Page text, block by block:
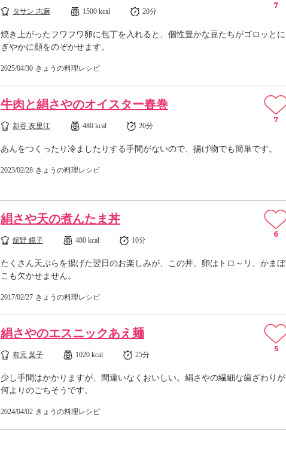
タサン 志麻 1500 kcal 20分
焼き上がったフワフワ卵に包丁を入れると、個性豊かな豆たちがゴロッとに
ぎやかに顔をのぞかせます。
2025/04/30 きょうの料理レシピ
7
牛肉と絹さやのオイスター春巻
新谷 友里江 480 kcal 20分
あんをつくったり冷ましたりする手間がないので、揚げ物でも簡単です。
2023/02/28 きょうの料理レシピ
7
絹さや天の煮んたま丼
舘野 鏡子 480 kcal 10分
たくさん天ぷらを揚げた翌日のお楽しみが、この丼。卵はトロ～リ、かまぼ
こも欠かせません。
2017/02/27 きょうの料理レシピ
6
絹さやのエスニックあえ麺
有元 葉子 1020 kcal 25分
少し手間はかかりますが、間違いなくおいしい。絹さやの繊細な歯ざわりが
何よりのごちそうです。
2024/04/02 きょうの料理レシピ
5